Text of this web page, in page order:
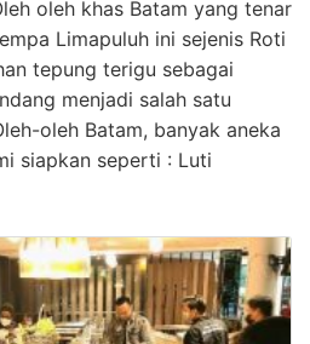
oleh khas Batam yang tenar
Limapuluh ini sejenis Roti
tepung terigu sebagai
menjadi salah satu
oleh Batam, banyak aneka
siapkan seperti : Luti